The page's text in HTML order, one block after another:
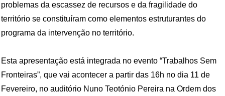
problemas da escassez de recursos e da fragilidade do
território se constituíram como elementos estruturantes do
programa da intervenção no território.
Esta apresentação está integrada no evento “Trabalhos Sem
Fronteiras”, que vai acontecer a partir das 16h no dia 11 de
Fevereiro, no auditório Nuno Teotónio Pereira na Ordem dos